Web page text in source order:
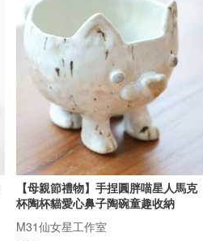
【母親節禮物】手捏圓胖喵星人馬克
杯陶杯貓愛心鼻子陶碗童趣收納
M31仙女星工作室